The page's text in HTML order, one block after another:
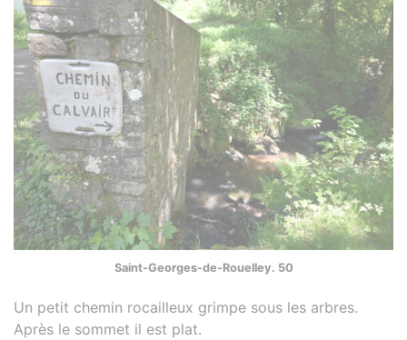
Saint-Georges-de-Rouelley. 50
Un petit chemin rocailleux grimpe sous les arbres.
Après le sommet il est plat.